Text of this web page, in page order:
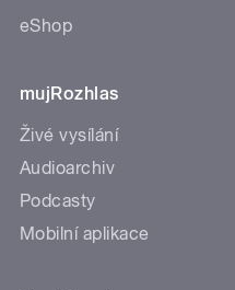
eShop
mujRozhlas
Živé vysílání
Audioarchiv
Podcasty
Mobilní aplikace